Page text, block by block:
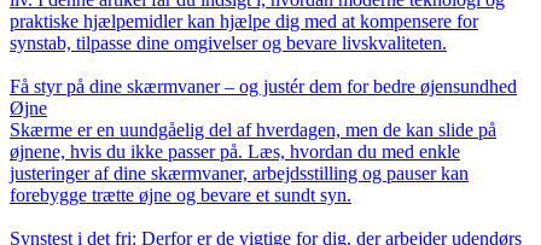
praktiske hjælpemidler kan hjælpe dig med at kompensere for
synstab, tilpasse dine omgivelser og bevare livskvaliteten.
Få styr på dine skærmvaner – og justér dem for bedre øjensundhed
Øjne
Skærme er en uundgåelig del af hverdagen, men de kan slide på
øjnene, hvis du ikke passer på. Læs, hvordan du med enkle
justeringer af dine skærmvaner, arbejdsstilling og pauser kan
forebygge trætte øjne og bevare et sundt syn.
Synstest i det fri: Derfor er de vigtige for dig, der arbejder udendørs